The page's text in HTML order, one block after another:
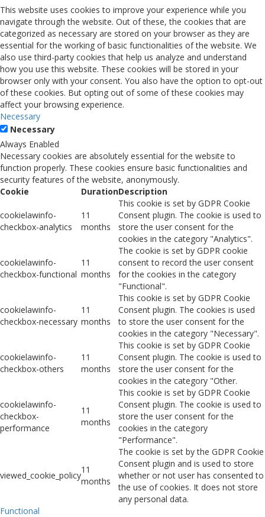
This website uses cookies to improve your experience while you
navigate through the website. Out of these, the cookies that are
categorized as necessary are stored on your browser as they are
essential for the working of basic functionalities of the website. We
also use third-party cookies that help us analyze and understand
how you use this website. These cookies will be stored in your
browser only with your consent. You also have the option to opt-out
of these cookies. But opting out of some of these cookies may
affect your browsing experience.
Necessary
Necessary
Always Enabled
Necessary cookies are absolutely essential for the website to
function properly. These cookies ensure basic functionalities and
security features of the website, anonymously.
Cookie
DurationDescription
cookielawinfo-
checkbox-analytics
11
months
This cookie is set by GDPR Cookie
Consent plugin. The cookie is used to
store the user consent for the
cookies in the category "Analytics".
cookielawinfo-
checkbox-functional
11
months
The cookie is set by GDPR cookie
consent to record the user consent
for the cookies in the category
"Functional".
cookielawinfo-
checkbox-necessary
11
months
This cookie is set by GDPR Cookie
Consent plugin. The cookies is used
to store the user consent for the
cookies in the category "Necessary".
cookielawinfo-
checkbox-others
11
months
This cookie is set by GDPR Cookie
Consent plugin. The cookie is used to
store the user consent for the
cookies in the category "Other.
cookielawinfo-
checkbox-
performance
11
months
This cookie is set by GDPR Cookie
Consent plugin. The cookie is used to
store the user consent for the
cookies in the category
"Performance".
viewed_cookie_policy
11
months
The cookie is set by the GDPR Cookie
Consent plugin and is used to store
whether or not user has consented to
the use of cookies. It does not store
any personal data.
Functional